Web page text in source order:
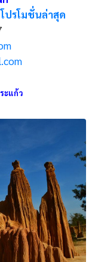
ปรโมชั่นล่าสุด
ะแก้ว